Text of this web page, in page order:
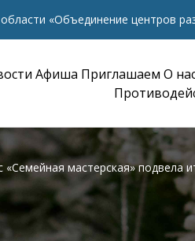
«Объединение центров
Афиша Приглашаем О
мастерская» подвела